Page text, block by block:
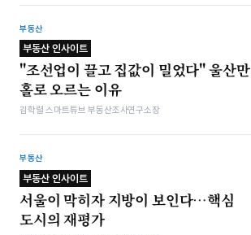
부동산
부동산 인사이트
"조선업이 끌고 집값이 밀었다" 울산만
홀로 오르는 이유
김학렬 스마트튜브 부동산조사연구소장
부동산
부동산 인사이트
서울이 막히자 지방이 보인다…핵심
도시의 재평가